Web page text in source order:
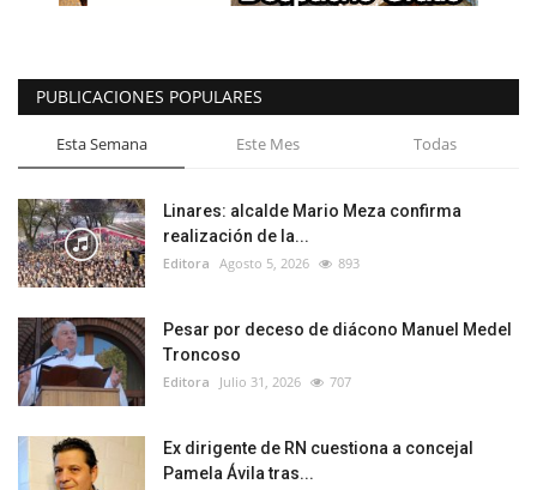
PUBLICACIONES POPULARES
Esta Semana Este Mes Todas
Linares: alcalde Mario Meza confirma
realización de la...
Editora Agosto 5, 2026 893
Pesar por deceso de diácono Manuel Medel
Troncoso
Editora Julio 31, 2026 707
Ex dirigente de RN cuestiona a concejal
Pamela Ávila tras...